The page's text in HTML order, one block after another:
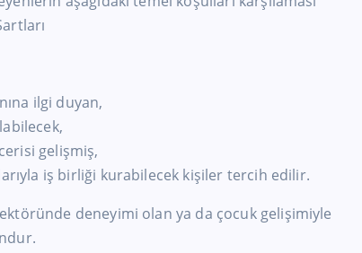
ilgi duyan,
gelişmiş,
iş birliği kurabilecek kişiler tercih edilir.
deneyimi olan ya da çocuk gelişimiyle